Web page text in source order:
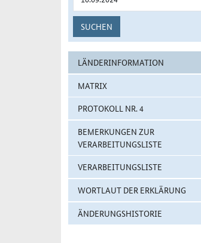
SUCHEN
LÄNDERINFORMATION
MATRIX
PROTOKOLL NR. 4
BEMERKUNGEN ZUR
VERARBEITUNGSLISTE
VERARBEITUNGSLISTE
WORTLAUT DER ERKLÄRUNG
ÄNDERUNGSHISTORIE